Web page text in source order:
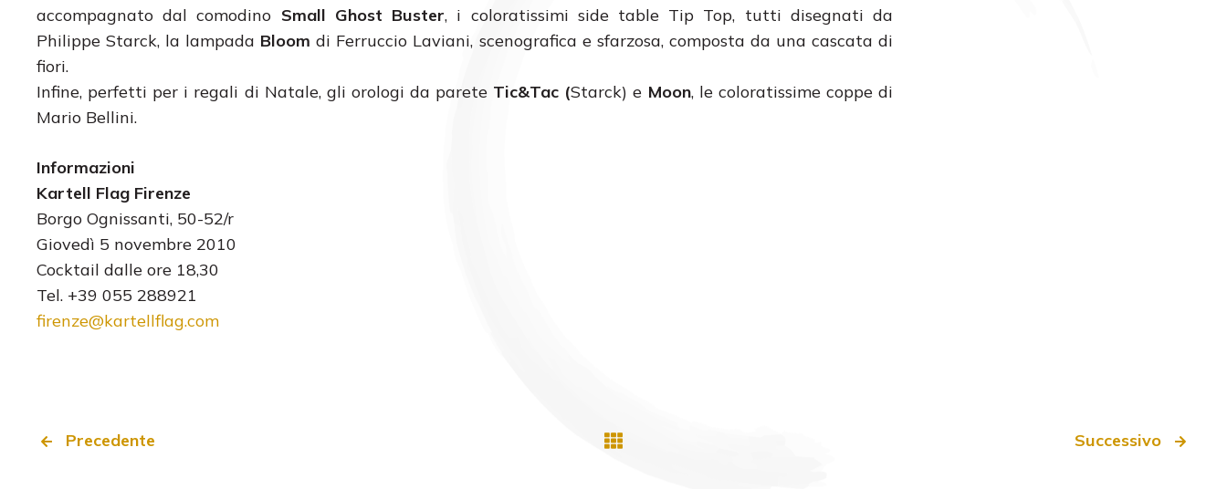
accompagnato dal comodino Small Ghost Buster, i coloratissimi side table Tip Top, tutti disegnati da
Philippe Starck, la lampada Bloom di Ferruccio Laviani, scenografica e sfarzosa, composta da una cascata di
fiori.
Infine, perfetti per i regali di Natale, gli orologi da parete Tic&Tac (Starck) e Moon, le coloratissime coppe di
Mario Bellini.
Informazioni
Kartell Flag Firenze
Borgo Ognissanti, 50-52/r
Giovedì 5 novembre 2010
Cocktail dalle ore 18,30
Tel. +39 055 288921
firenze@kartellflag.com
Precedente Successivo